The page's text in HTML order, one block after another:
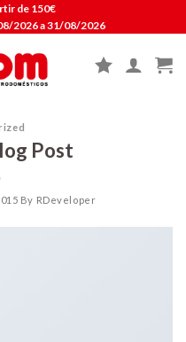
de 150€
2026 a 31/08/2026
Post
By RDeveloper